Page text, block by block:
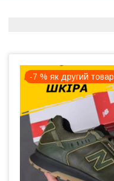
-7 % як другий товар